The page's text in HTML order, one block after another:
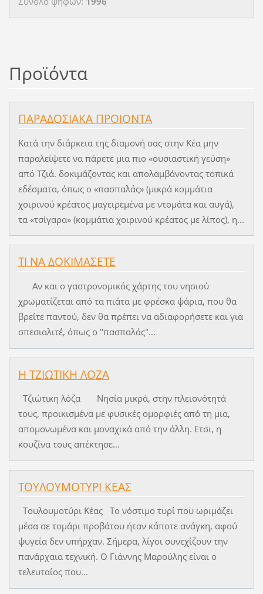
Προϊόντα
ΠΑΡΑΔΟΣΙΑΚΑ ΠΡΟΙΟΝΤΑ
Κατά την διάρκεια της διαμονή σας στην Κέα μην
παραλείψετε να πάρετε μια πιο «ουσιαστική γεύση»
από Τζιά. δοκιμάζοντας και απολαμβάνοντας τοπικά
εδέσματα, όπως ο «πασπαλάς» (μικρά κομμάτια
χοιρινού κρέατος μαγειρεμένα με ντομάτα και αυγά),
τα «τσίγαρα» (κομμάτια χοιρινού κρέατος με λίπος), η...
ΤΙ ΝΑ ΔΟΚΙΜΑΣΕΤΕ
Αν και ο γαστρονομικός χάρτης του νησιού
χρωματίζεται από τα πιάτα με φρέσκα ψάρια, που θα
βρείτε παντού, δεν θα πρέπει να αδιαφορήσετε και για
σπεσιαλιτέ, όπως ο "πασπαλάς"...
Η ΤΖΙΩΤΙΚΗ ΛΟΖΑ
Τζιώτικη λόζα Νησία μικρά, στην πλειονότητά
τους, προικισμένα με φυσικές ομορφιές από τη μια,
απομονωμένα και μοναχικά από την άλλη. Ετσι, η
κουζίνα τους απέκτησε...
ΤΟΥΛΟΥΜΟΤΥΡΙ ΚΕΑΣ
Τουλουμοτύρι Κέας Το νόστιμο τυρί που ωριμάζει
μέσα σε τομάρι προβάτου ήταν κάποτε ανάγκη, αφού
ψυγεία δεν υπήρχαν. Σήμερα, λίγοι συνεχίζουν την
πανάρχαια τεχνική. Ο Γιάννης Μαρούλης είναι ο
τελευταίος που...